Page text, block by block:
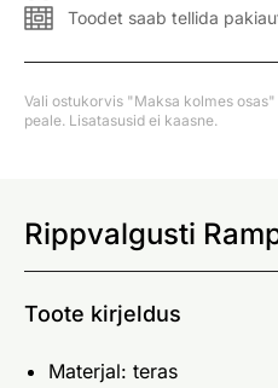
Toodet saab tellida
Vali ostukorvis "Maksa kolmes
peale. Lisatasusid ei kaasne.
Rippvalgusti
Toote kirjeldus
Materjal: teras